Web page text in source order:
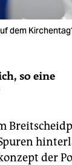
dem
so eine
der